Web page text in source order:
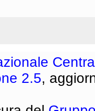
2.5,